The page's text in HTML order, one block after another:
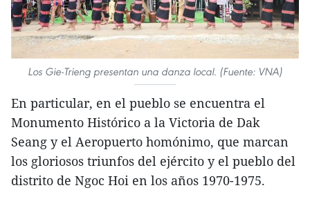
Los Gie-Trieng presentan una danza local. (Fuente: VNA)
En particular, en el pueblo se encuentra el
Monumento Histórico a la Victoria de Dak
Seang y el Aeropuerto homónimo, que marcan
los gloriosos triunfos del ejército y el pueblo del
distrito de Ngoc Hoi en los años 1970-1975.